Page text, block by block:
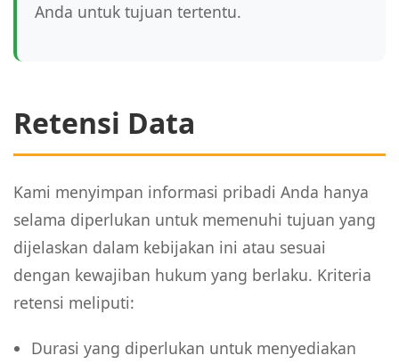
Anda untuk tujuan tertentu.
Retensi Data
Kami menyimpan informasi pribadi Anda hanya
selama diperlukan untuk memenuhi tujuan yang
dijelaskan dalam kebijakan ini atau sesuai
dengan kewajiban hukum yang berlaku. Kriteria
retensi meliputi:
Durasi yang diperlukan untuk menyediakan